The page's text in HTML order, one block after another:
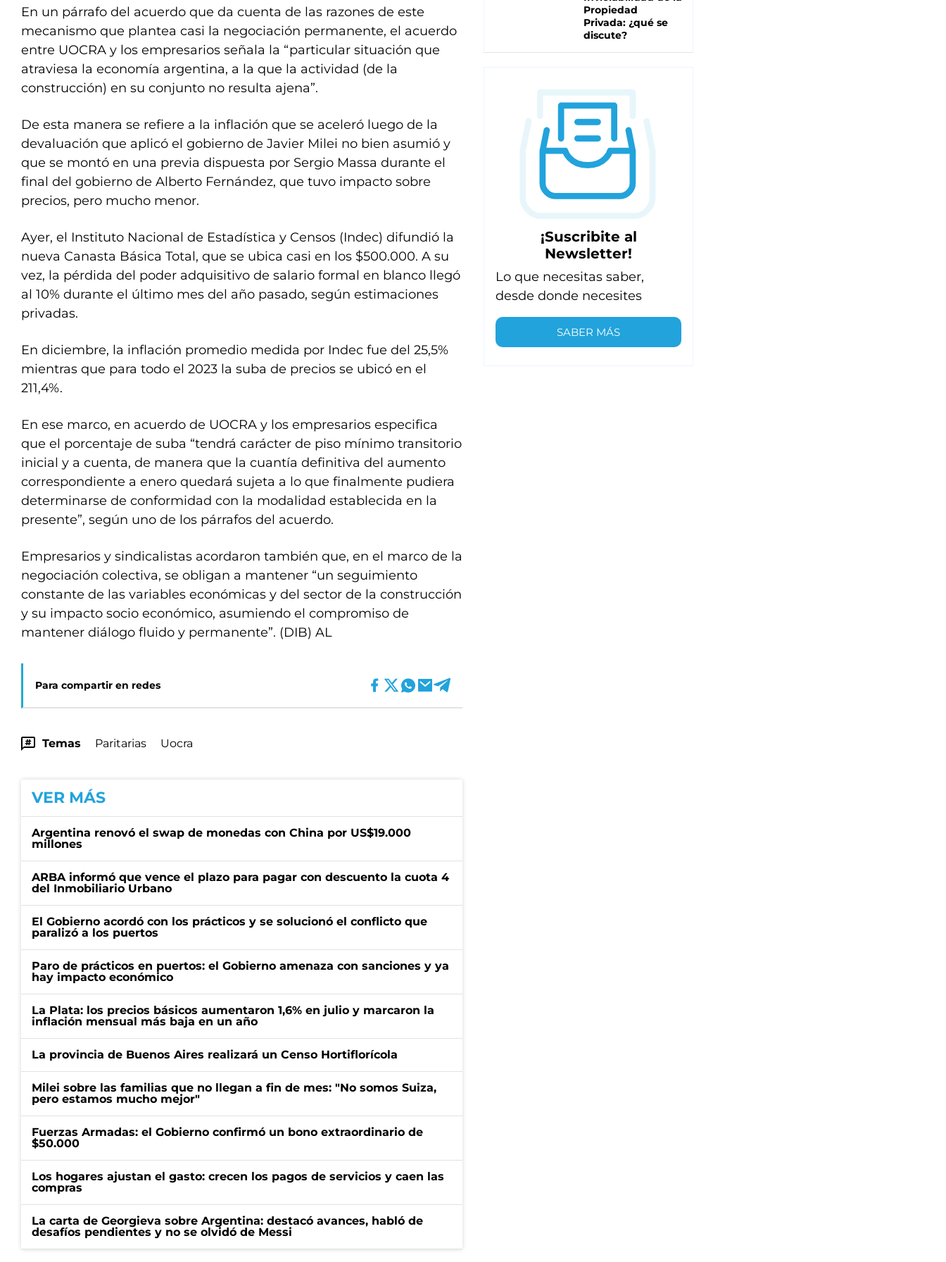
En un párrafo del acuerdo que da cuenta de las razones de este
mecanismo que plantea casi la negociación permanente, el acuerdo
entre UOCRA y los empresarios señala la “particular situación que
atraviesa la economía argentina, a la que la actividad (de la
construcción) en su conjunto no resulta ajena”.
De esta manera se refiere a la inflación que se aceleró luego de la
devaluación que aplicó el gobierno de Javier Milei no bien asumió y
que se montó en una previa dispuesta por Sergio Massa durante el
final del gobierno de Alberto Fernández, que tuvo impacto sobre
precios, pero mucho menor.
Ayer, el Instituto Nacional de Estadística y Censos (Indec) difundió la
nueva Canasta Básica Total, que se ubica casi en los $500.000. A su
vez, la pérdida del poder adquisitivo de salario formal en blanco llegó
al 10% durante el último mes del año pasado, según estimaciones
privadas.
En diciembre, la inflación promedio medida por Indec fue del 25,5%
mientras que para todo el 2023 la suba de precios se ubicó en el
211,4%.
En ese marco, en acuerdo de UOCRA y los empresarios especifica
que el porcentaje de suba “tendrá carácter de piso mínimo transitorio
inicial y a cuenta, de manera que la cuantía definitiva del aumento
correspondiente a enero quedará sujeta a lo que finalmente pudiera
determinarse de conformidad con la modalidad establecida en la
presente”, según uno de los párrafos del acuerdo.
Empresarios y sindicalistas acordaron también que, en el marco de la
negociación colectiva, se obligan a mantener “un seguimiento
constante de las variables económicas y del sector de la construcción
y su impacto socio económico, asumiendo el compromiso de
mantener diálogo fluido y permanente”. (DIB) AL
Para compartir en redes
Temas Paritarias Uocra
VER MÁS
Argentina renovó el swap de monedas con China por US$19.000
millones
ARBA informó que vence el plazo para pagar con descuento la cuota 4
del Inmobiliario Urbano
El Gobierno acordó con los prácticos y se solucionó el conflicto que
paralizó a los puertos
Paro de prácticos en puertos: el Gobierno amenaza con sanciones y ya
hay impacto económico
La Plata: los precios básicos aumentaron 1,6% en julio y marcaron la
inflación mensual más baja en un año
La provincia de Buenos Aires realizará un Censo Hortiflorícola
Milei sobre las familias que no llegan a fin de mes: "No somos Suiza,
pero estamos mucho mejor"
Fuerzas Armadas: el Gobierno confirmó un bono extraordinario de
$50.000
Los hogares ajustan el gasto: crecen los pagos de servicios y caen las
compras
La carta de Georgieva sobre Argentina: destacó avances, habló de
desafíos pendientes y no se olvidó de Messi
Propiedad
Privada: ¿qué se
discute?
¡Suscribite al
Newsletter!
Lo que necesitas saber,
desde donde necesites
SABER MÁS